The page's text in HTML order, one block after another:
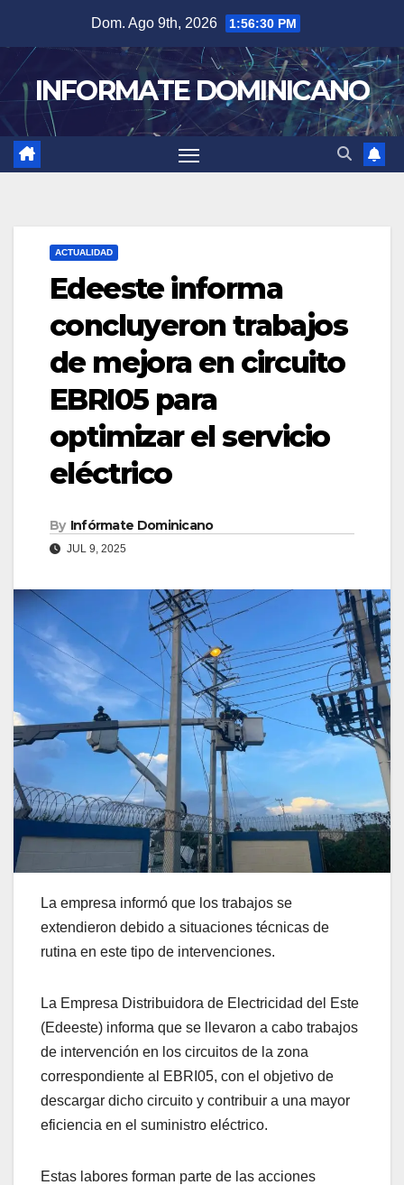
content
Dom. Ago 9th, 2026 1:56:31 PM
INFORMATE DOMINICANO
ACTUALIDAD
Edeeste informa
concluyeron trabajos
de mejora en circuito
EBRI05 para
optimizar el servicio
eléctrico
By Infórmate Dominicano
JUL 9, 2025
La empresa informó que los trabajos se
extendieron debido a situaciones técnicas de
rutina en este tipo de intervenciones.
La Empresa Distribuidora de Electricidad del Este
(Edeeste) informa que se llevaron a cabo trabajos
de intervención en los circuitos de la zona
correspondiente al EBRI05, con el objetivo de
descargar dicho circuito y contribuir a una mayor
eficiencia en el suministro eléctrico.
Estas labores forman parte de las acciones